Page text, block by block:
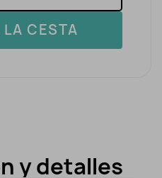
CESTA
y detalles